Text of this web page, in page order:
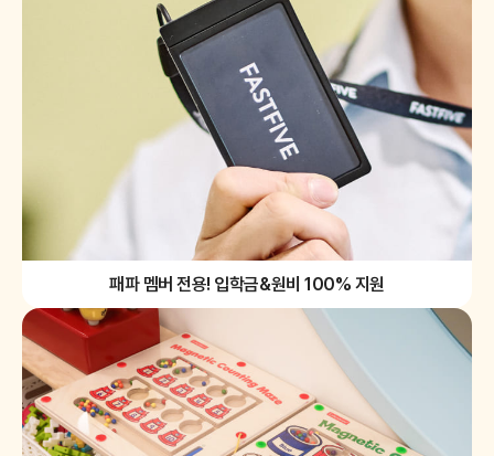
패파 멤버 전용! 입학금&원비 100% 지원